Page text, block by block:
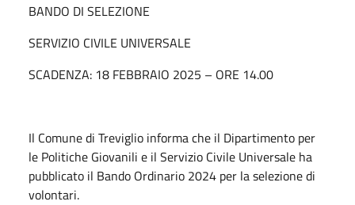
BANDO DI SELEZIONE
SERVIZIO CIVILE UNIVERSALE
SCADENZA: 18 FEBBRAIO 2025 – ORE 14.00
Il Comune di Treviglio informa che il Dipartimento per
le Politiche Giovanili e il Servizio Civile Universale ha
pubblicato il Bando Ordinario 2024 per la selezione di
volontari.